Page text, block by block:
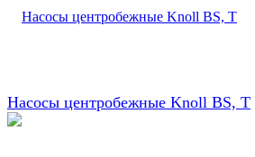
Насосы центробежные Knoll BS, T